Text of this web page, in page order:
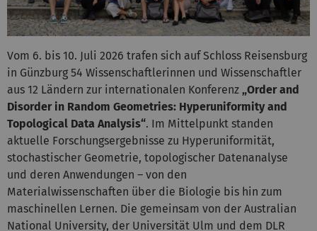
Vom 6. bis 10. Juli 2026 trafen sich auf Schloss Reisensburg
in Günzburg 54 Wissenschaftlerinnen und Wissenschaftler
aus 12 Ländern zur internationalen Konferenz „Order and
Disorder in Random Geometries: Hyperuniformity and
Topological Data Analysis“. Im Mittelpunkt standen
aktuelle Forschungsergebnisse zu Hyperuniformität,
stochastischer Geometrie, topologischer Datenanalyse
und deren Anwendungen – von den
Materialwissenschaften über die Biologie bis hin zum
maschinellen Lernen. Die gemeinsam von der Australian
National University, der Universität Ulm und dem DLR